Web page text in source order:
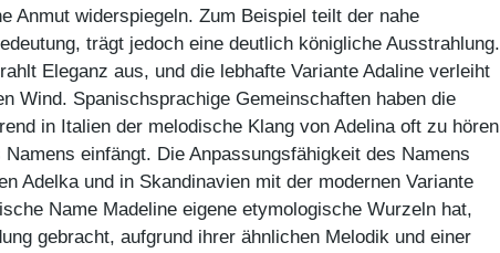
Anmut widerspiegeln. Zum Beispiel teilt der nahe
trägt jedoch eine deutlich königliche Ausstrahlung.
Eleganz aus, und die lebhafte Variante Adaline verleiht
Wind. Spanischsprachige Gemeinschaften haben die
in Italien der melodische Klang von Adelina oft zu hören
einfängt. Die Anpassungsfähigkeit des Namens
Adelka und in Skandinavien mit der modernen Variante
Name Madeline eigene etymologische Wurzeln hat,
gebracht, aufgrund ihrer ähnlichen Melodik und einer